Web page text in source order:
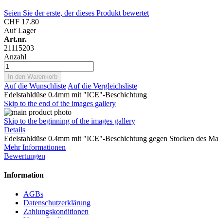
Seien Sie der erste, der dieses Produkt bewertet
CHF 17.80
Auf Lager
Art.nr.
21115203
Anzahl
In den Warenkorb
Auf die Wunschliste Auf die Vergleichsliste
Edelstahldüse 0.4mm mit "ICE"-Beschichtung
Skip to the end of the images gallery
Skip to the beginning of the images gallery
Details
Edelstahldüse 0.4mm mit "ICE"-Beschichtung gegen Stocken des
Mehr Informationen
Bewertungen
Information
AGBs
Datenschutzerklärung
Zahlungskonditionen